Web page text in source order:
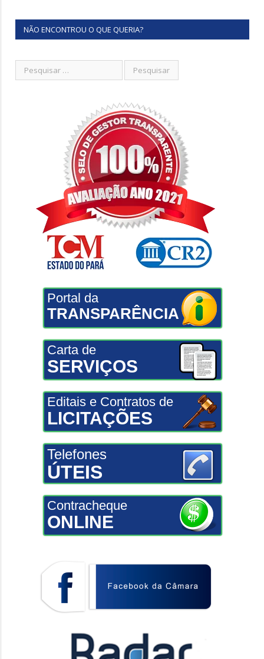
NÃO ENCONTROU O QUE QUERIA?
Portal da
TRANSPARÊNCIA
Carta de
SERVIÇOS
Editais e Contratos de
LICITAÇÕES
Telefones
ÚTEIS
Contracheque
ONLINE